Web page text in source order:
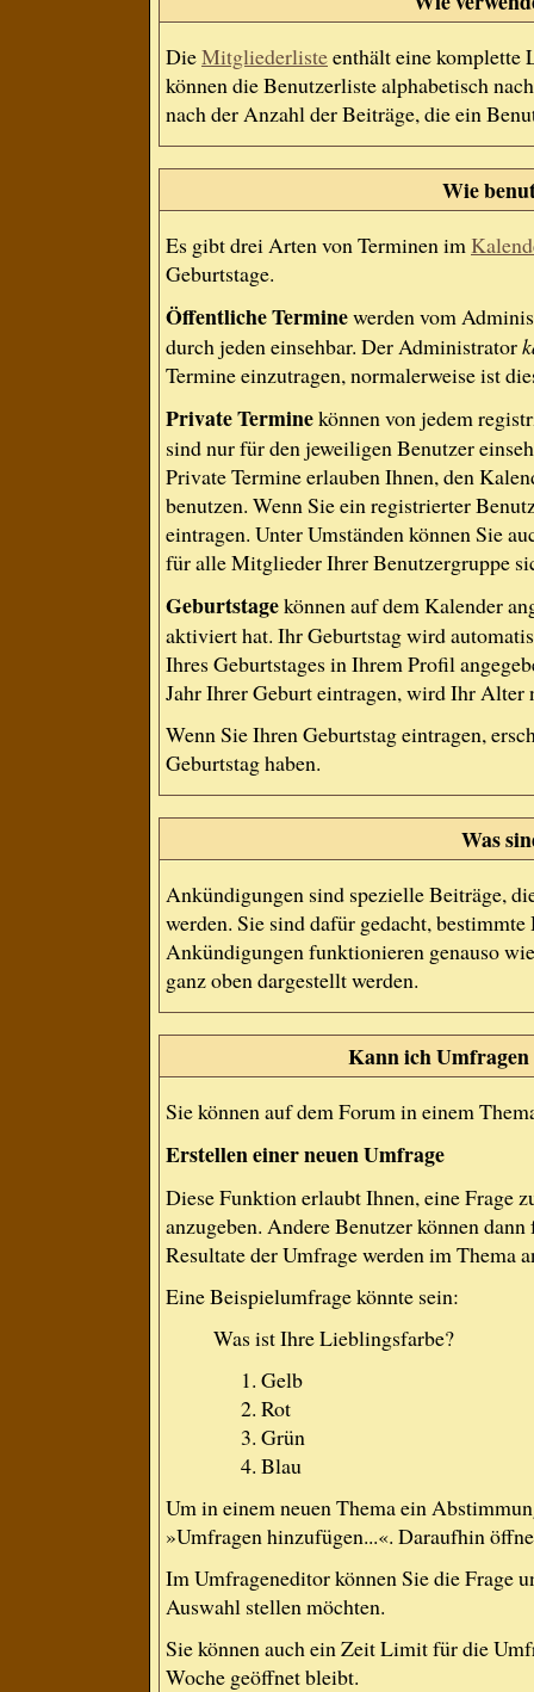
DieMitgliederlisteenthält eine komplette
können die Benutzerliste alphabetisch
nach der Anzahl der Beiträge, die ein
Wie
Es gibt drei Arten von Terminen im
Geburtstage.
Öffentliche Terminewerden vom
durch jeden einsehbar. Der Administrator
Termine einzutragen, normalerweise ist
Private Terminekönnen von jedem
sind nur für den jeweiligen Benutzer
Private Termine erlauben Ihnen, den
benutzen. Wenn Sie ein registrierter
eintragen. Unter Umständen können Sie
für alle Mitglieder Ihrer Benutzergruppe
Geburtstagekönnen auf dem Kalender
aktiviert hat. Ihr Geburtstag wird
Ihres Geburtstages in Ihrem Profil
Jahr Ihrer Geburt eintragen, wird Ihr Alter
Wenn Sie Ihren Geburtstag eintragen,
Geburtstag haben.
Was
Ankündigungen sind spezielle Beiträge,
werden. Sie sind dafür gedacht,
Ankündigungen funktionieren genauso
ganz oben dargestellt werden.
Kann ich
Sie können auf dem Forum in einem
Erstellen einer neuen Umfrage
Diese Funktion erlaubt Ihnen, eine Frage
anzugeben. Andere Benutzer können
Resultate der Umfrage werden im Thema
Eine Beispielumfrage könnte sein:
Was ist Ihre Lieblingsfarbe?
Gelb
Rot
Grün
Blau
Um in einem neuen Thema ein
»Umfragen hinzufügen...«. Daraufhin
Im Umfrageneditor können Sie die Frage
Auswahl stellen möchten.
Sie können auch ein Zeit Limit für die
Woche geöffnet bleibt.